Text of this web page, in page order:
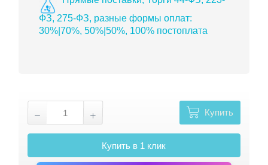
ФЗ, 275-ФЗ, разные формы оплат:
30%|70%, 50%|50%, 100% постоплата
Купить
Купить в 1 клик